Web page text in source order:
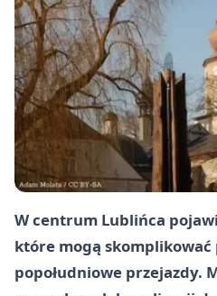
W centrum Lublińca
które mogą skomplikować
popołudniowe przejazdy.